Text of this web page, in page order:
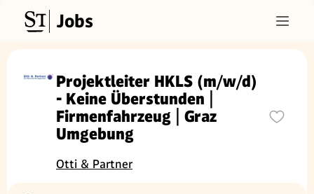
Jobs
Projektleiter HKLS (m/w/d)
- Keine Überstunden |
Firmenfahrzeug | Graz
Umgebung
Otti & Partner